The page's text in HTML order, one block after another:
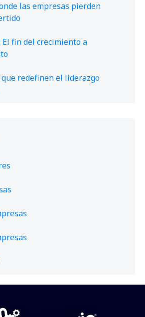
las empresas pierden
fin del crecimiento a
que redefinen el liderazgo